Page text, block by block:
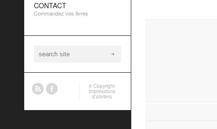
CONTACT
Commandez vos livres
© Copyright
Impressions
d’ateliers